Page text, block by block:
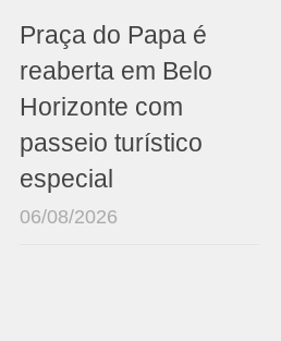
Praça do Papa é
reaberta em Belo
Horizonte com
passeio turístico
especial
06/08/2026